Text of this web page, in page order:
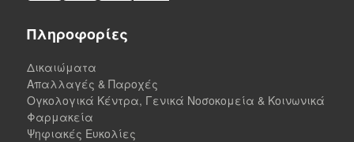
Πληροφορίες
Δικαιώματα
Απαλλαγές & Παροχές
Ογκολογικά Κέντρα, Γενικά Νοσοκομεία & Κοινωνικά
Φαρμακεία
Ψηφιακές Ευκολίες